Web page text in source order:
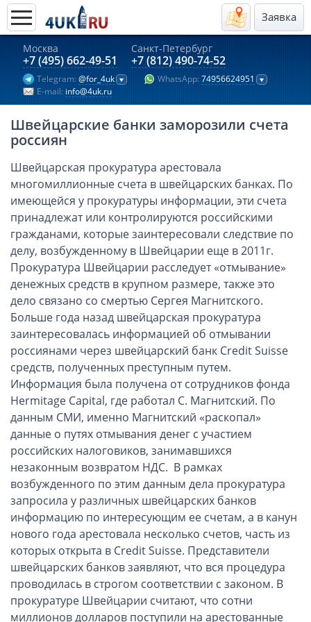
Заявка
Москва
+7 (495) 662-49-51
Санкт-Петербург
+7 (812) 490-74-52
Telegram: @for_4uk WhatsApp: 74956624951
E-mail: info@4uk.ru
Актуальные предложения 2026
Компании в Гонконге
Английские компании LTD
Киргизия (компания и счёт)
Компании в Китае
Kомпания в Канаде с лицензией MSB
Казахстан (компания и счёт)
Открытие счета в банках Казахстана
Платежная система Гонконга
Платежная система Великобритании
Платежная система Маврикия
Платежная система Казахстана
ОАЭ, Дубай (компания и счёт)
ОАЭ, Аджман (компания и счёт)
Оффшоры в Панаме
Оффшоры на Сейшелах
Турция (компания и счёт)
Счёт и карта в Турции для физлиц
Cчёт в Турции для компании
Счёт и карта в Киргизии для физлиц
Гражданство Вануату
Гражданство Сьерра-Леоне
Европейские и резидентные компании
Английские партнерства LLP
Ирландские компании LTD
Ирландские партнерства LP
Швейцарские банки заморозили счета
россиян
Швейцарская прокуратура арестовала
многомиллионные счета в швейцарских банках. По
имеющейся у прокуратуры информации, эти счета
принадлежат или контролируются российскими
гражданами, которые заинтересовали следствие по
делу, возбужденному в Швейцарии еще в 2011г.
Прокуратура Швейцарии расследует «отмывание»
денежных средств в крупном размере, также это
дело связано со смертью Сергея Магнитского.
Больше года назад швейцарская прокуратура
заинтересовалась информацией об отмывании
россиянами через швейцарский банк Credit Suisse
средств, полученных преступным путем.
Информация была получена от сотрудников фонда
Hermitage Capital, где работал С. Магнитский. По
данным СМИ, именно Магнитский «раскопал»
данные о путях отмывания денег с участием
российских налоговиков, занимавшихся
незаконным возвратом НДС. В рамках
возбужденного по этим данным дела прокуратура
запросила у различных швейцарских банков
информацию по интересующим ее счетам, а в канун
нового года арестовала несколько счетов, часть из
которых открыта в Credit Suisse. Представители
швейцарских банков заявляют, что вся процедура
проводилась в строгом соответствии с законом. В
прокуратуре Швейцарии считают, что сотни
миллионов долларов поступили на арестованные